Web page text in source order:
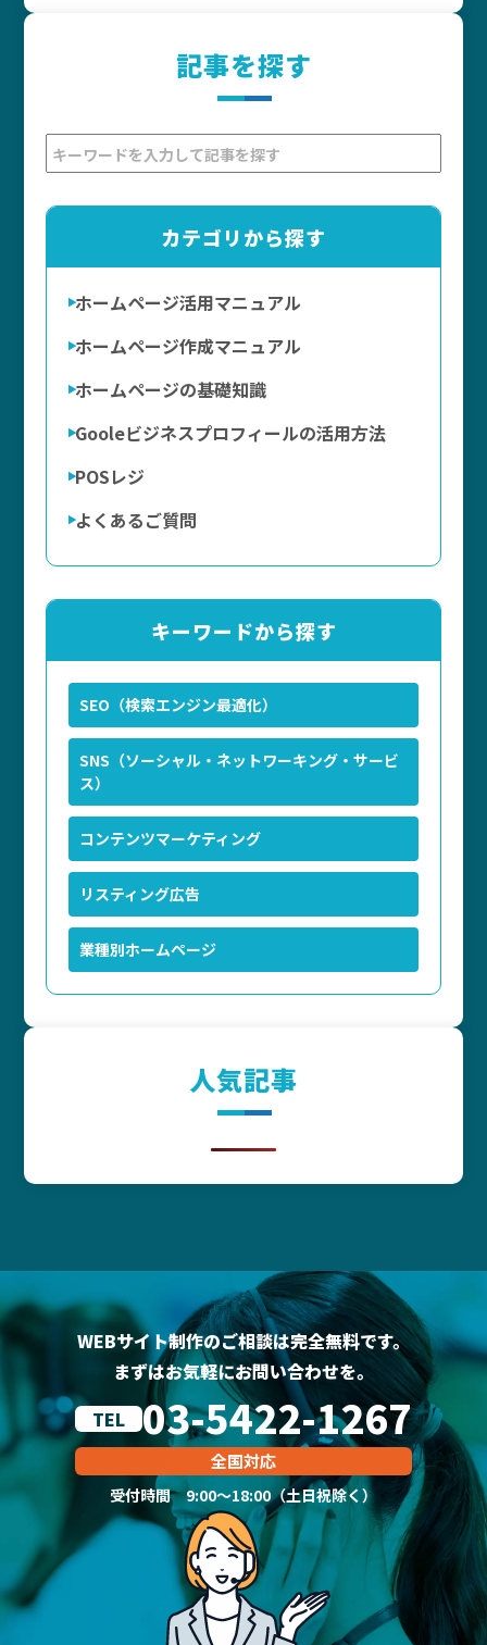
記事を探す
カテゴリから探す
ホームページ活用マニュアル
ホームページ作成マニュアル
ホームページの基礎知識
Gooleビジネスプロフィールの活用方法
POSレジ
よくあるご質問
キーワードから探す
SEO（検索エンジン最適化）
SNS（ソーシャル・ネットワーキング・サービ
ス）
コンテンツマーケティング
リスティング広告
業種別ホームページ
人気記事
WEBサイト制作のご相談は完全無料です。
まずはお気軽にお問い合わせを。
TEL
03-5422-1267
全国対応
受付時間 9:00～18:00（土日祝除く）